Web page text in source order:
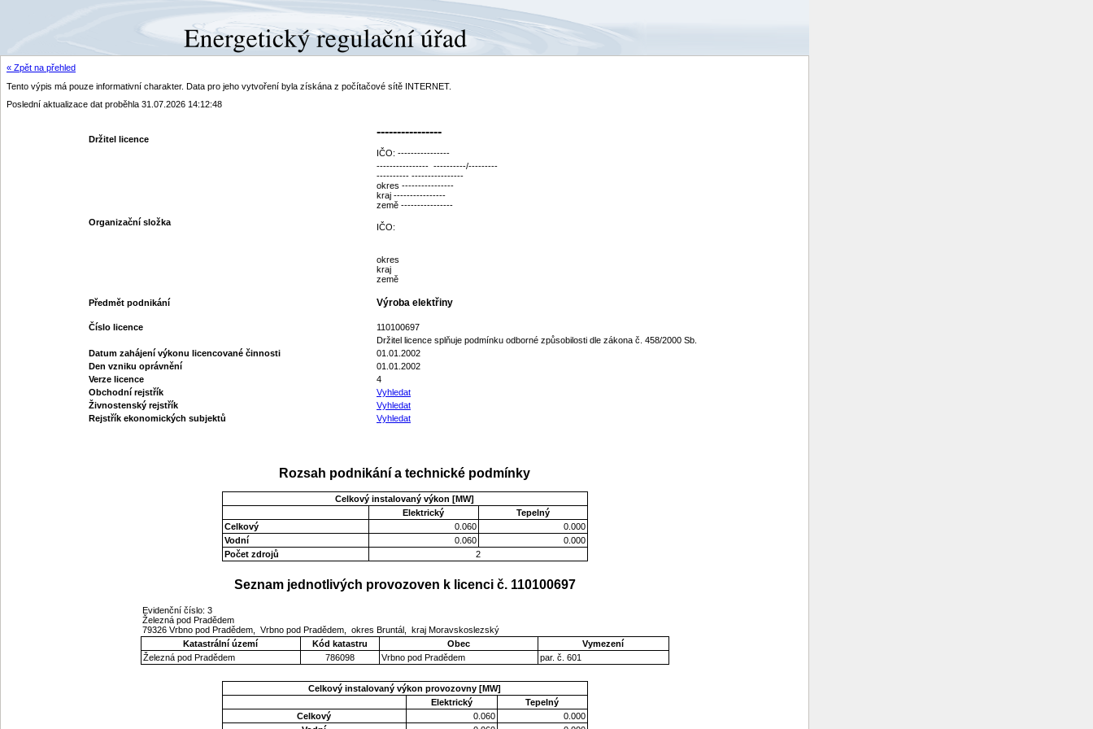
« Zpět na přehled
Tento výpis má pouze informativní charakter. Data pro jeho vytvoření byla získána z počítačové sítě INTERNET.
Poslední aktualizace dat proběhla 31.07.2026 14:12:48
Držitel licence
----------------
IČO: ----------------
---------------- ----------/---------
---------- ----------------
okres ----------------
kraj ----------------
země ----------------
Organizační složka
IČO:
okres
kraj
země
Předmět podnikání Výroba elektřiny
Číslo licence
110100697
Držitel licence splňuje podmínku odborné způsobilosti dle zákona č. 458/2000 Sb.
Datum zahájení výkonu licencované činnosti
01.01.2002
Den vzniku oprávnění
01.01.2002
Verze licence
4
Obchodní rejstřík
Vyhledat
Živnostenský rejstřík
Vyhledat
Rejstřík ekonomických subjektů
Vyhledat
Rozsah podnikání a technické podmínky
Celkový instalovaný výkon [MW]
Elektrický
Tepelný
Celkový
0.060
0.000
Vodní
0.060
0.000
Počet zdrojů
2
Seznam jednotlivých provozoven k licenci č. 110100697
Evidenční číslo: 3
Železná pod Pradědem
79326 Vrbno pod Pradědem, Vrbno pod Pradědem, okres Bruntál, kraj Moravskoslezský
Katastrální území
Kód katastru Obec
Vymezení
Železná pod Pradědem
786098 Vrbno pod Pradědem par. č. 601
Celkový instalovaný výkon provozovny [MW]
Elektrický
Tepelný
Celkový
0.060
0.000